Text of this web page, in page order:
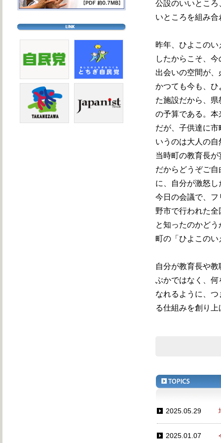
公設のいいとこ
いところを組み
昨年、ひよこの
したからこそ、
出会いの空間が
かつても今も、
た施設だから、
の予算である。
だが、子供達に
いうのは大人の
当時町の教育長
だからどうぞご
に、自分が激怒
今日の会議で、
野市で行われた
と知ったのかど
町の「ひよこの
自分が教育長や
ぶかではなく、
なれるように、
る仕組みを創り
2025.05.29
2025.01.07